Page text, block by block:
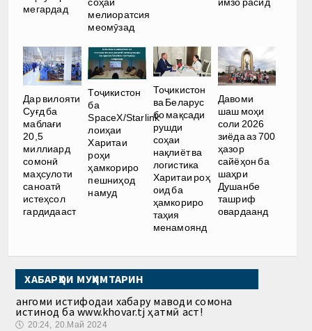
мегардад
мелиоратсия
меомӯзад
Дар вилояти
Суғд ба
маблағи
20,5
миллиард
сомонӣ
маҳсулоти
саноатӣ
истеҳсол
гардидааст
Тоҷикистон
ба
SpaceX/Starlink
лоиҳаи
Харитаи
роҳи
ҳамкориро
пешниҳод
намуд
Тоҷикистон
ва Беларус
бо мақсади
рушди
соҳаи
нақлиёт ва
логистика
Харитаи роҳ
оид ба
ҳамкориро
таҳия
менамоянд
Давоми
шаш моҳи
соли 2026
зиёда аз 700
ҳазор
сайёҳон ба
шаҳри
Душанбе
ташриф
овардаанд
ХАБАРҲОИ МУҲИМТАРИН
Ҳангоми истифодаи хабару маводи сомона
истинод ба www.khovar.tj ҳатмӣ аст!
🕔 20:24, 20.Май 2024